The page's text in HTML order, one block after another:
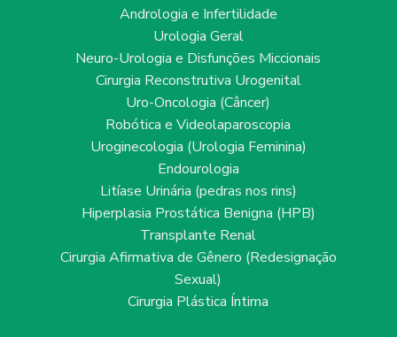
Andrologia e Infertilidade
Urologia Geral
Neuro-Urologia e Disfunções Miccionais
Cirurgia Reconstrutiva Urogenital
Uro-Oncologia (Câncer)
Robótica e Videolaparoscopia
Uroginecologia (Urologia Feminina)
Endourologia
Litíase Urinária (pedras nos rins)
Hiperplasia Prostática Benigna (HPB)
Transplante Renal
Cirurgia Afirmativa de Gênero (Redesignação
Sexual)
Cirurgia Plástica Íntima